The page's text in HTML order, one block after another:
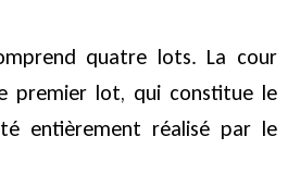
quatre lots. La cour
premier lot, qui constitue le
entièrement réalisé par le